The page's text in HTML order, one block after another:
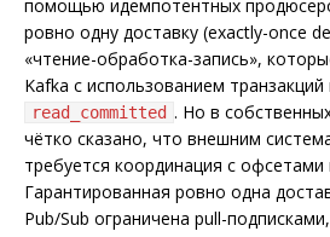
помощью идемпотентных
ровно одну доставку (exactly-once
«чтение-обработка-запись»,
Kafka с использованием
read_committed . Но в
чётко сказано, что внешним
требуется координация с
Гарантированная ровно одна
Pub/Sub ограничена pull-